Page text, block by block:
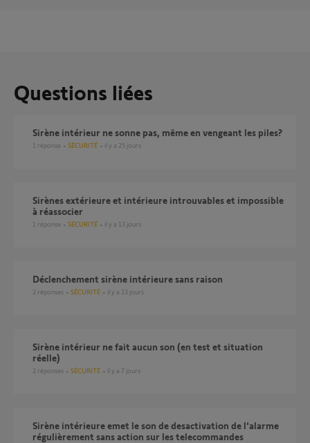
Questions liées
Sirène intérieur ne sonne pas, même en vengeant les piles?
1 réponse SÉCURITÉ il y a 25 jours
Sirènes extérieure et intérieure introuvables et impossible
à réassocier
1 réponse SÉCURITÉ il y a 13 jours
Déclenchement sirène intérieure sans raison
2 réponses SÉCURITÉ il y a 23 jours
Sirène intérieur ne fait aucun son (en test et situation
réelle)
2 réponses SÉCURITÉ il y a 7 jours
Sirène intérieure emet le son de desactivation de l'alarme
régulièrement sans action sur les telecommandes